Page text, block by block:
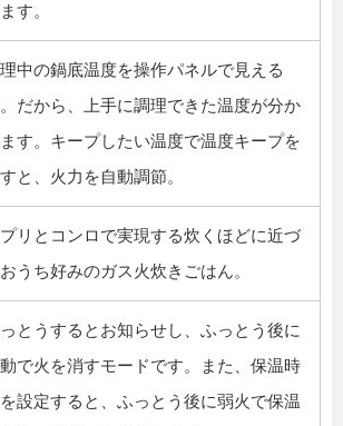
す。
中の鍋底温度を操作パネルで見える
だから、上手に調理できた温度が分か
ます。キープしたい温度で温度キープを
と、火力を自動調節。
リとコンロで実現する炊くほどに近づ
おうち好みのガス火炊きごはん。
とうするとお知らせし、ふっとう後に
で火を消すモードです。また、保温時
設定すると、ふっとう後に弱火で保温